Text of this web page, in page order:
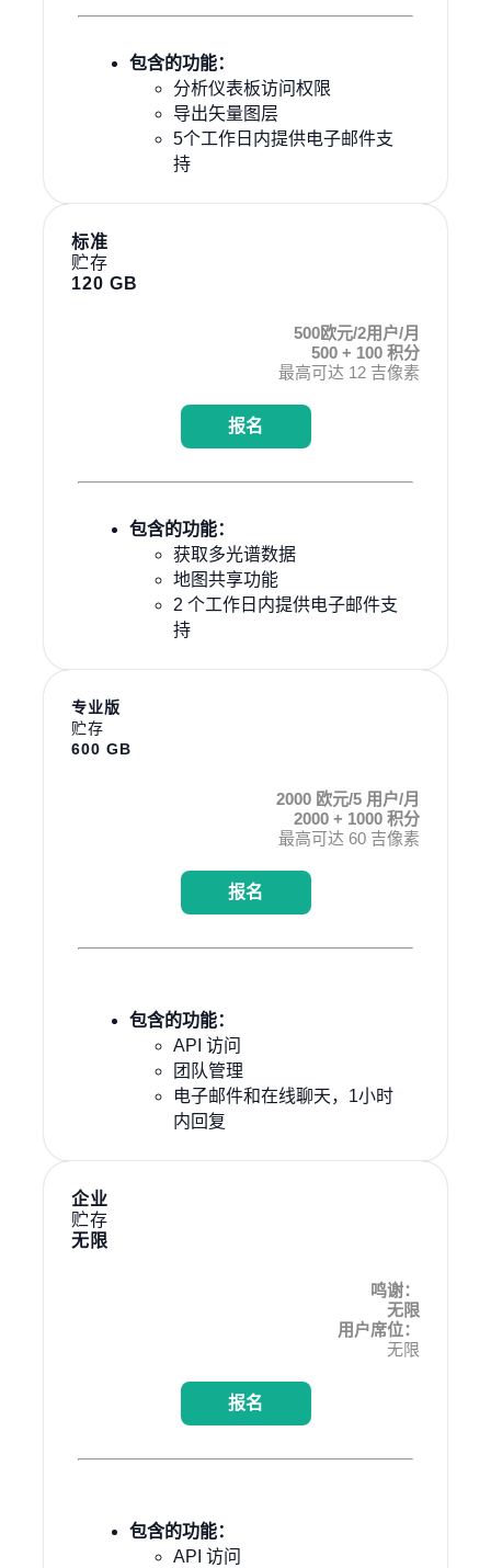
包含的功能：
分析仪表板访问权限
导出矢量图层
5个工作日内提供电子邮件支
持
标准
贮存
120 GB
500欧元/2用户/月
500 + 100 积分
最高可达 12 吉像素
报名
包含的功能：
获取多光谱数据
地图共享功能
2 个工作日内提供电子邮件支
持
专业版
贮存
600 GB
2000 欧元/5 用户/月
2000 + 1000 积分
最高可达 60 吉像素
报名
包含的功能：
API 访问
团队管理
电子邮件和在线聊天，1小时
内回复
企业
贮存
无限
鸣谢：
无限
用户席位：
无限
报名
包含的功能：
API 访问